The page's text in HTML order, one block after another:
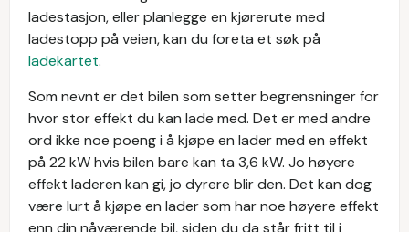
ladestasjon, eller planlegge en kjørerute med
ladestopp på veien, kan du foreta et søk på
ladekartet.
Som nevnt er det bilen som setter begrensninger for
hvor stor effekt du kan lade med. Det er med andre
ord ikke noe poeng i å kjøpe en lader med en effekt
på 22 kW hvis bilen bare kan ta 3,6 kW. Jo høyere
effekt laderen kan gi, jo dyrere blir den. Det kan dog
være lurt å kjøpe en lader som har noe høyere effekt
enn din nåværende bil, siden du da står fritt til i